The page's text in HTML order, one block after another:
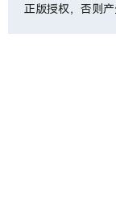
正版授权，否则